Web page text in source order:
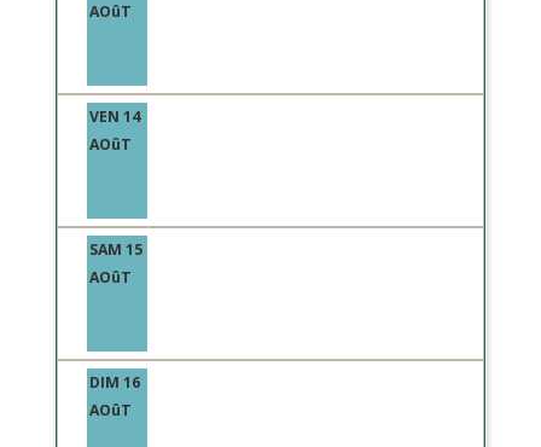
AOûT
VEN 14
AOûT
SAM 15
AOûT
DIM 16
AOûT